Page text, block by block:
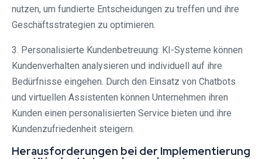
nutzen, um fundierte Entscheidungen zu treffen und ihre
Geschäftsstrategien zu optimieren.
3. Personalisierte Kundenbetreuung: KI-Systeme können
Kundenverhalten analysieren und individuell auf ihre
Bedürfnisse eingehen. Durch den Einsatz von Chatbots
und virtuellen Assistenten können Unternehmen ihren
Kunden einen personalisierten Service bieten und ihre
Kundenzufriedenheit steigern.
Herausforderungen bei der Implementierung